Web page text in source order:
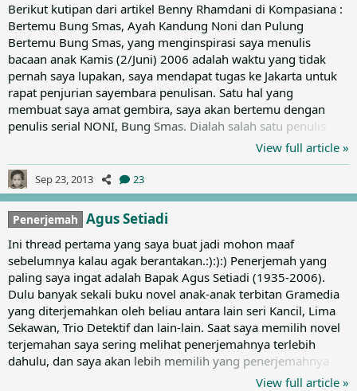
Berikut kutipan dari artikel Benny Rhamdani di Kompasiana :
Bertemu Bung Smas, Ayah Kandung Noni dan Pulung
Bertemu Bung Smas, yang menginspirasi saya menulis
bacaan anak Kamis (2/Juni) 2006 adalah waktu yang tidak
pernah saya lupakan, saya mendapat tugas ke Jakarta untuk
rapat penjurian sayembara penulisan. Satu hal yang
membuat saya amat gembira, saya akan bertemu dengan
penulis serial NONI, Bung Smas. Dialah salah satu penulis
novel anak yang menginspirasi saya menulis bacaan anak.
bertemu. Saya adalah penggemar berat tokoh fiktif bernama
Noni. Cewek jenius yang potongan rambutnya mirip Lady Di,
dan berteman dengan preman bernama Godek. Tulisan Bung
Smas saya baca, seiring...
View full article »
Sep 23, 2013 23
Penerjemah Agus Setiadi
Ini thread pertama yang saya buat jadi mohon maaf
sebelumnya kalau agak berantakan.:):):) Penerjemah yang
paling saya ingat adalah Bapak Agus Setiadi (1935-2006).
Dulu banyak sekali buku novel anak-anak terbitan Gramedia
yang diterjemahkan oleh beliau antara lain seri Kancil, Lima
Sekawan, Trio Detektif dan lain-lain. Saat saya memilih novel
terjemahan saya sering melihat penerjemahnya terlebih
dahulu, dan saya akan lebih memilih yang penerjemahnya
Agus Setiadi. Beberapa karya terjemahan Agus Setiadi : 1.
View full article »